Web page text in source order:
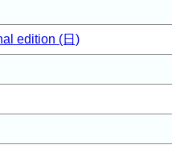
edition (日)